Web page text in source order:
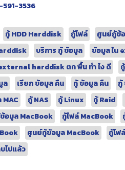
3536
กู้ HDD Harddisk กู้ไฟล์ ศูนย์กู้ข้
บริการ กู้ ข้อมูล ข้อมูล ใน
harddisk ตก พื้น ทํา ไง ดี
ล
เรียก ข้อมูล คืน กู้ ข้อมูล คืน กู้
กู้ NAS กู้ Linux กู้ Raid
อมูล MacBook กู้ไฟล์ MacBook
ศูนย์กู้ข้อมูล MacBook กู้ไฟ
ไปแล้ว